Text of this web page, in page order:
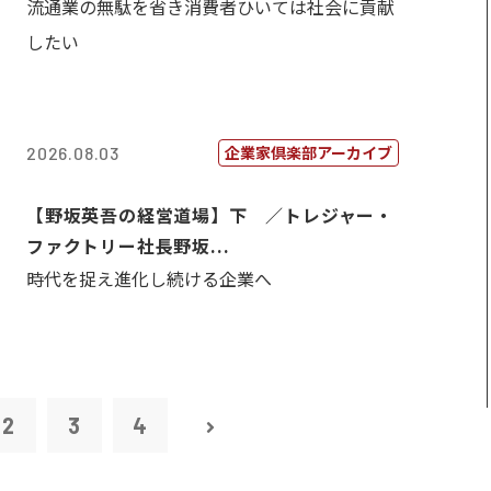
流通業の無駄を省き消費者ひいては社会に貢献
したい
2026.08.03 企業家倶楽部アーカイブ
【野坂英吾の経営道場】下 ／トレジャー・
ファクトリー社長野坂...
時代を捉え進化し続ける企業へ
2 3 4